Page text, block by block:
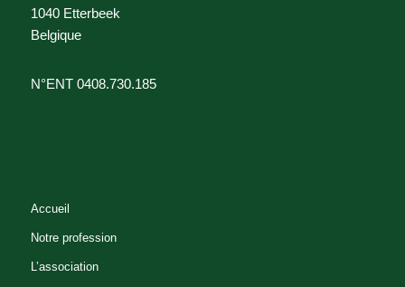
1040 Etterbeek
Belgique
N°ENT 0408.730.185
Accueil
Notre profession
L’association